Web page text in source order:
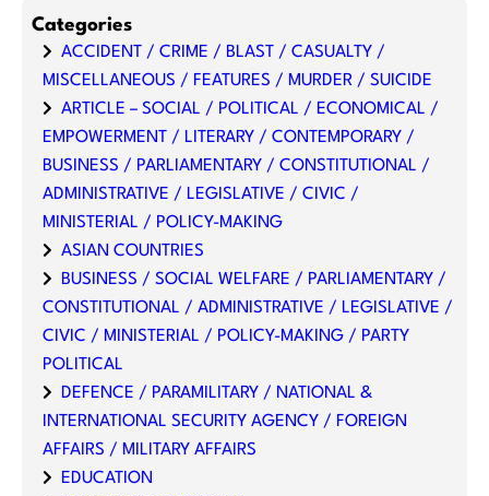
Categories
ACCIDENT / CRIME / BLAST / CASUALTY /
MISCELLANEOUS / FEATURES / MURDER / SUICIDE
ARTICLE – SOCIAL / POLITICAL / ECONOMICAL /
EMPOWERMENT / LITERARY / CONTEMPORARY /
BUSINESS / PARLIAMENTARY / CONSTITUTIONAL /
ADMINISTRATIVE / LEGISLATIVE / CIVIC /
MINISTERIAL / POLICY-MAKING
ASIAN COUNTRIES
BUSINESS / SOCIAL WELFARE / PARLIAMENTARY /
CONSTITUTIONAL / ADMINISTRATIVE / LEGISLATIVE /
CIVIC / MINISTERIAL / POLICY-MAKING / PARTY
POLITICAL
DEFENCE / PARAMILITARY / NATIONAL &
INTERNATIONAL SECURITY AGENCY / FOREIGN
AFFAIRS / MILITARY AFFAIRS
EDUCATION